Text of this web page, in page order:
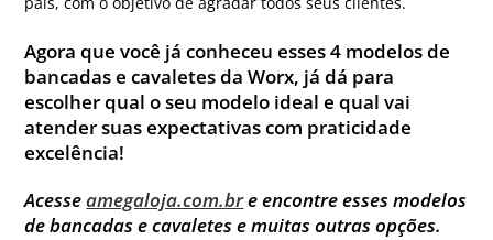
Agora que você já conheceu esses 4 modelos de
bancadas e cavaletes da Worx, já dá para
escolher qual o seu modelo ideal e qual vai
atender suas expectativas com praticidade
excelência!
Acesseamegaloja.com.bre encontre esses modelos
de bancadas e cavaletes e muitas outras opções.